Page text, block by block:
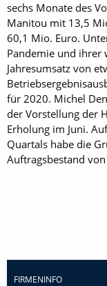
sechs Monate des
Manitou mit 13,5
60,1 Mio. Euro.
Pandemie und ihrer
Jahresumsatz von
für 2020. Michel
der Vorstellung der
Erholung im Juni.
Quartals habe die
Auftragsbestand
FIRMENINFO